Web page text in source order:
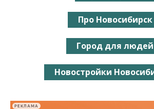
Про Новосибирск
Город для людей
Новостройки
РЕКЛАМА